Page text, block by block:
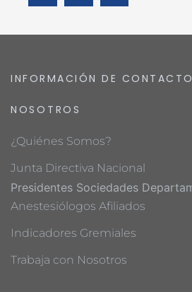
INFORMACIÓN DE CONTACTO
NOSOTROS
¿Quiénes Somos?
Junta Directiva Nacional
Presidentes Sociedades
Anestesiólogos Afiliados
Indicadores Gremiales
Trabaja con Nosotros